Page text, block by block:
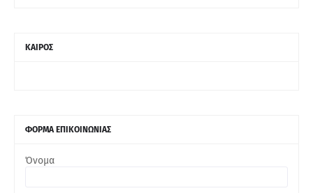
ΚΑΙΡΟΣ
ΦΟΡΜΑ ΕΠΙΚΟΙΝΩΝΙΑΣ
Όνομα